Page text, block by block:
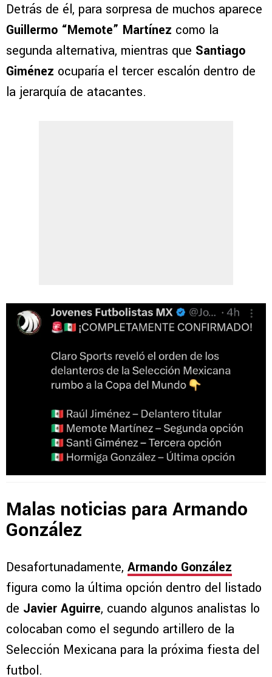
Detrás de él, para sorpresa de muchos aparece
Guillermo “Memote” Martínez como la
segunda alternativa, mientras que Santiago
Giménez ocuparía el tercer escalón dentro de
la jerarquía de atacantes.
Malas noticias para Armando
González
Desafortunadamente, Armando González
figura como la última opción dentro del listado
de Javier Aguirre, cuando algunos analistas lo
colocaban como el segundo artillero de la
Selección Mexicana para la próxima fiesta del
futbol.